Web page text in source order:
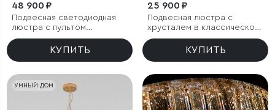
48 900 ₽
Подвесная светодиодная
люстра с пультом
управления
КУПИТЬ
25 900 ₽
Подвесная люстра с
хрусталем в классическом
стиле
КУПИТЬ
УМНЫЙ ДОМ